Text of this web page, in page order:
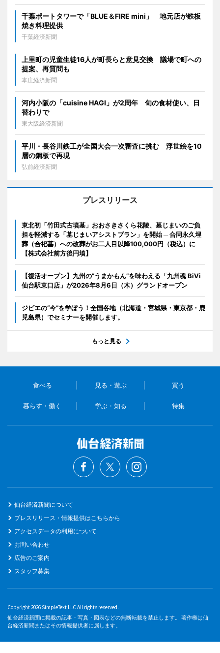
千葉ポートタワーで「BLUE＆FIRE mini」 地元店が鉄板
焼き料理提供
千葉経済新聞
上里町の児童生徒16人が町長らと意見交換 議場で町への
提案、再質問も
本庄経済新聞
河内小阪の「cuisine HAGI」が2周年 旬の食材使い、日
替わりで
東大阪経済新聞
平川・長谷川鉄工が全国大会一次審査に挑む 浮世絵を10
層の鋼板で再現
弘前経済新聞
プレスリリース
東北初「竹田式古墳墓」おおさきさくら花陵、墓じまいのご負
担を軽減する「墓じまいアシストプラン」を開始 ─ 合同永久埋
葬（合祀墓）への改葬がお二人目以降100,000円（税込）に
【株式会社前方後円墳】
【復活オープン】九州の”うまかもん”を味わえる「九州魂 BiVi
仙台駅東口店」が2026年8月6日（木）グランドオープン
ジビエの“今”を学ぼう！全国各地（北海道・宮城県・東京都・鹿
児島県）でセミナーを開催します。
もっと見る
食べる 見る・遊ぶ 買う
暮らす・働く 学ぶ・知る 特集
仙台経済新聞について
プレスリリース・情報提供はこちらから
アクセスデータの利用について
お問い合わせ
広告のご案内
スタッフ募集
Copyright 2026 SimpleText LLC All rights reserved.
仙台経済新聞に掲載の記事・写真・図表などの無断転載を禁止します。 著作権は仙
台経済新聞またはその情報提供者に属します。